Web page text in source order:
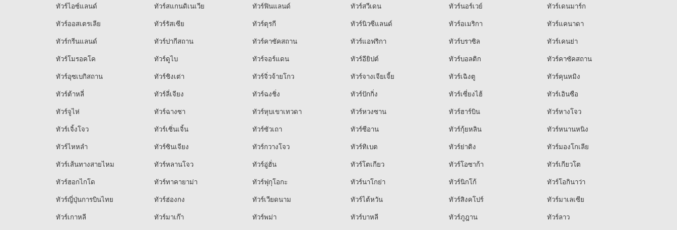
ทัวร์ไอซ์แลนด์
ทัวร์สแกนดิเนเวีย ทัวร์ฟินแลนด์ ทัวร์สวีเดน ทัวร์นอร์เวย์
ทัวร์เดนมาร์ก
ทัวร์ออสเตรเลีย
ทัวร์รัสเซีย ทัวร์ตุรกี ทัวร์นิวซีแลนด์ ทัวร์อเมริกา
ทัวร์แคนาดา
ทัวร์กรีนแลนด์
ทัวร์ปากีสถาน ทัวร์คาซัคสถาน ทัวร์แอฟริกา ทัวร์บราซิล
ทัวร์เคนย่า
ทัวร์โมรอคโค
ทัวร์ดูไบ ทัวร์จอร์แดน ทัวร์อียิปต์ ทัวร์บอลติก
ทัวร์คาซัคสถาน
ทัวร์อุซเบกิสถาน
ทัวร์ชิงเต่า ทัวร์จิ่วจ้ายโกว ทัวร์จางเจียเจี้ย ทัวร์เฉิงตู
ทัวร์คุนหมิง
ทัวร์ต้าหลี่
ทัวร์ลี่เจียง ทัวร์ฉงชิ่ง ทัวร์ปักกิ่ง ทัวร์เซี่ยงไฮ้
ทัวร์เอินซือ
ทัวร์จูไห่
ทัวร์ฉางซา ทัวร์หุบเขาเทวดา ทัวร์หวงซาน ทัวร์ฮาร์บิน
ทัวร์หางโจว
ทัวร์เจิ้งโจว
ทัวร์เซิ่นเจิ้น ทัวร์ซัวเถา ทัวร์ซีอาน ทัวร์กุ้ยหลิน
ทัวร์หนานหนิง
ทัวร์ไหหลำ
ทัวร์ซินเจียง ทัวร์กวางโจว ทัวร์ทิเบต ทัวร์ย่าติง
ทัวร์มองโกเลีย
ทัวร์เส้นทางสายไหม
ทัวร์หลานโจว ทัวร์อู่ฮั่น ทัวร์โตเกียว ทัวร์โอซาก้า
ทัวร์เกียวโต
ทัวร์ฮอกไกโด
ทัวร์ทาคายาม่า ทัวร์ฟุกุโอกะ ทัวร์นาโกย่า ทัวร์นิกโก้
ทัวร์โอกินาว่า
ทัวร์ญี่ปุ่นการบินไทย
ทัวร์ฮ่องกง ทัวร์เวียดนาม ทัวร์ไต้หวัน ทัวร์สิงคโปร์
ทัวร์มาเลเซีย
ทัวร์เกาหลี
ทัวร์มาเก๊า ทัวร์พม่า ทัวร์บาหลี ทัวร์ภูฎาน
ทัวร์ลาว